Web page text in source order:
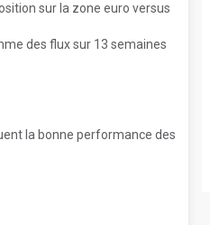
sur la zone euro versus
des flux sur 13 semaines
la bonne performance des